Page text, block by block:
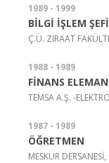
1989 - 1999
BİLGİ İŞLEM ŞEFİ
Ç.Ü. ZİRAAT
1988 - 1989
FİNANS
TEMSA A.Ş. -
1987 - 1989
ÖĞRETMEN
MESKUR